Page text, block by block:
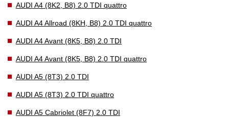
AUDI A4 (8K2, B8) 2.0 TDI quattro
AUDI A4 Allroad (8KH, B8) 2.0 TDI quattro
AUDI A4 Avant (8K5, B8) 2.0 TDI
AUDI A4 Avant (8K5, B8) 2.0 TDI quattro
AUDI A5 (8T3) 2.0 TDI
AUDI A5 (8T3) 2.0 TDI quattro
AUDI A5 Cabriolet (8F7) 2.0 TDI